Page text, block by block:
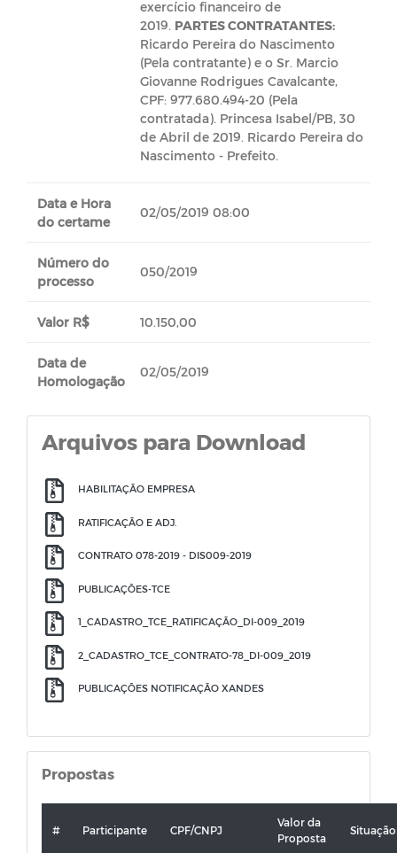
exercício financeiro de
2019. PARTES CONTRATANTES:
Ricardo Pereira do Nascimento
(Pela contratante) e o Sr. Marcio
Giovanne Rodrigues Cavalcante,
CPF: 977.680.494-20 (Pela
contratada). Princesa Isabel/PB, 30
de Abril de 2019. Ricardo Pereira do
Nascimento - Prefeito.
Data e Hora
do certame
02/05/2019 08:00
Número do
processo
050/2019
Valor R$ 10.150,00
Data de
Homologação
02/05/2019
Arquivos para Download
HABILITAÇÃO EMPRESA
RATIFICAÇÃO E ADJ.
CONTRATO 078-2019 - DIS009-2019
PUBLICAÇÕES-TCE
1_CADASTRO_TCE_RATIFICAÇÃO_DI-009_2019
2_CADASTRO_TCE_CONTRATO-78_DI-009_2019
PUBLICAÇÕES NOTIFICAÇÃO XANDES
Propostas
# Participante CPF/CNPJ
Valor da
Proposta
Situação